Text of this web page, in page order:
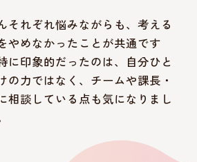
それぞれ悩みながらも、考える
やめなかったことが共通です
に印象的だったのは、自分ひと
の力ではなく、チームや課長・
相談している点も気になりまし